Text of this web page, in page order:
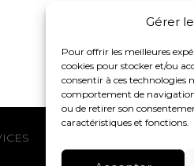
Gérer
Pour offrir les meilleures
cookies pour stocker et/ou
consentir à ces technologies
comportement de navigation
ou de retirer son
caractéristiques et fonctions.